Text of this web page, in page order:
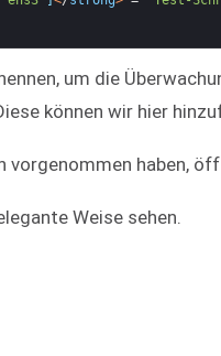
um die
können wir hier
vorgenommen haben,
Weise sehen.